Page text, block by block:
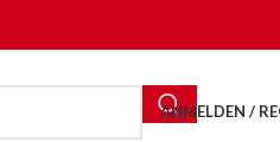
ANMELDEN /